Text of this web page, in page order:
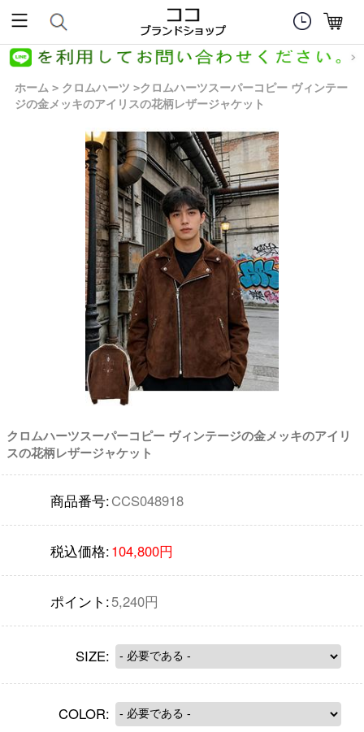
ホーム > クロムハーツ >クロムハーツスーパーコピー ヴィンテー
ジの金メッキのアイリスの花柄レザージャケット
クロムハーツスーパーコピー ヴィンテージの金メッキのアイリ
スの花柄レザージャケット
商品番号:CCS048918
税込価格:104,800円
ポイント:5,240円
SIZE:
COLOR: